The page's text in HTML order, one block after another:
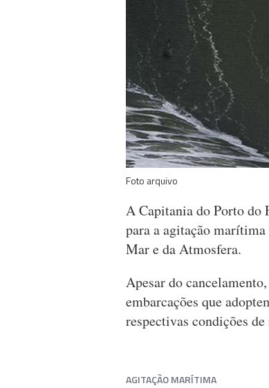
Foto arquivo
A Capitania do Porto do
para a agitação
Mar e da Atmosfera.
Apesar do
embarcações que
respectivas condições
AGITAÇÃO MARÍTIMA